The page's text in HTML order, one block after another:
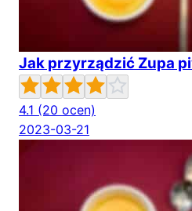
Jak przyrządzić Zupa
4.1 (20 ocen)
2023-03-21